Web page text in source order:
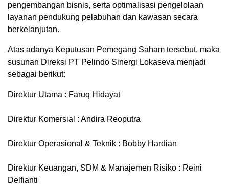
pengembangan bisnis, serta optimalisasi pengelolaan
layanan pendukung pelabuhan dan kawasan secara
berkelanjutan.
Atas adanya Keputusan Pemegang Saham tersebut, maka
susunan Direksi PT Pelindo Sinergi Lokaseva menjadi
sebagai berikut:
Direktur Utama : Faruq Hidayat
Direktur Komersial : Andira Reoputra
Direktur Operasional & Teknik : Bobby Hardian
Direktur Keuangan, SDM & Manajemen Risiko : Reini
Delfianti